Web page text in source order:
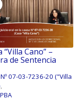
“Villa Cano” –
de Sentencia
07-03-7236-20 ("Villa
,